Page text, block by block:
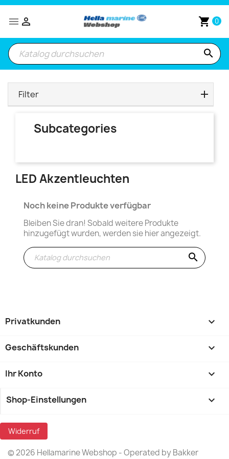
 shopping_cart 0

search
Filter
Subcategories
LED Akzentleuchten
Noch keine Produkte verfügbar
Bleiben Sie dran! Sobald weitere Produkte
hinzugefügt wurden, werden sie hier angezeigt.
search
Privatkunden 
Geschäftskunden 
Ihr Konto 
Shop-Einstellungen keyboard_arrow_down
Widerruf
© 2026 Hellamarine Webshop - Operated by Bakker